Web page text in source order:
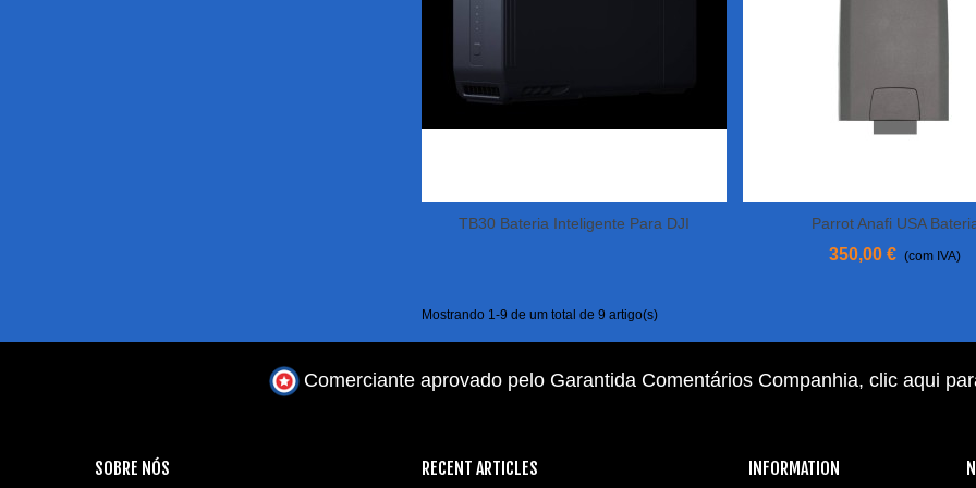
View More
TB30 Bateria Inteligente Para DJI
View More
Parrot Anafi USA
350,00 € (com IVA)
Mostrando 1-9 de um total de 9 artigo(s)
SOBRE NÓS RECENT ARTICLES INFORMATION
Comerciante aprovado pelo Garantida Comentários Companhia, clic aqui